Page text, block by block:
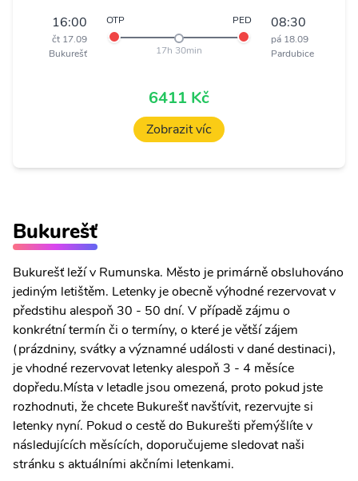
16:00
čt 17.09
Bukurešť
OTP PED
17h 30min
08:30
pá 18.09
Pardubice
6411 Kč
Zobrazit víc
Bukurešť
Bukurešť leží v Rumunska. Město je primárně obsluhováno
jediným letištěm. Letenky je obecně výhodné rezervovat v
předstihu alespoň 30 - 50 dní. V případě zájmu o
konkrétní termín či o termíny, o které je větší zájem
(prázdniny, svátky a významné události v dané destinaci),
je vhodné rezervovat letenky alespoň 3 - 4 měsíce
dopředu.Místa v letadle jsou omezená, proto pokud jste
rozhodnuti, že chcete Bukurešť navštívit, rezervujte si
letenky nyní. Pokud o cestě do Bukurešti přemýšlíte v
následujících měsících, doporučujeme sledovat naši
stránku s aktuálními akčními letenkami.